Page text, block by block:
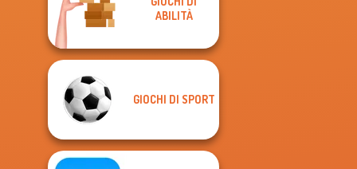
ABILITÀ
GIOCHI DI SPORT